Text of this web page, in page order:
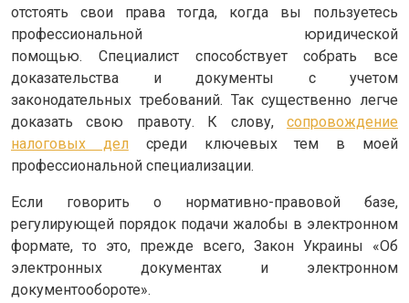
отстоять свои права тогда, когда вы пользуетесь
профессиональной юридической
помощью. Специалист способствует собрать все
доказательства и документы с учетом
законодательных требований. Так существенно легче
доказать свою правоту. К слову, сопровождение
налоговых делсреди ключевых тем в моей
профессиональной специализации.
Если говорить о нормативно-правовой базе,
регулирующей порядок подачи жалобы в электронном
формате, то это, прежде всего, Закон Украины «Об
электронных документах и ​​электронном
документообороте».